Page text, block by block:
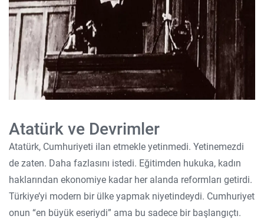
Atatürk ve Devrimler
Atatürk, Cumhuriyeti ilan etmekle yetinmedi. Yetinemezdi
de zaten. Daha fazlasını istedi. Eğitimden hukuka, kadın
haklarından ekonomiye kadar her alanda reformları getirdi.
Türkiye’yi modern bir ülke yapmak niyetindeydi. Cumhuriyet
onun “en büyük eseriydi” ama bu sadece bir başlangıçtı.